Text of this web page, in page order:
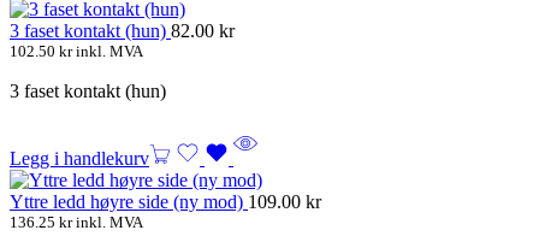
3 faset kontakt (hun) 82.00 kr
102.50 krinkl. MVA
3 faset kontakt (hun)
Legg i handlekurv
Yttre ledd høyre side (ny mod) 109.00 kr
136.25 krinkl. MVA